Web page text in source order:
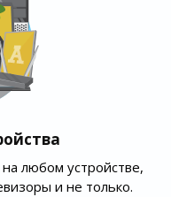
любом устройстве,
и не только.